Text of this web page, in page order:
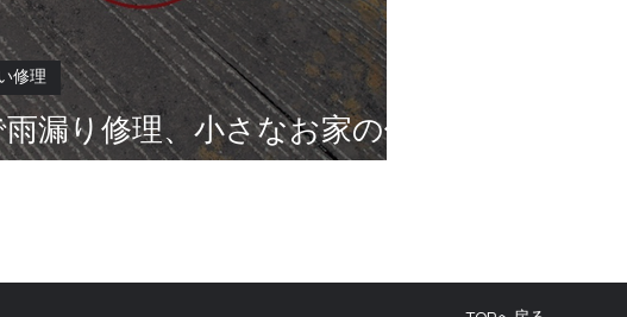
漏り修理、小さなお家の修
ホームへ！
修理